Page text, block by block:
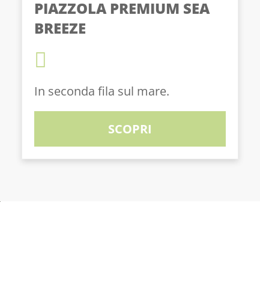
PIAZZOLA PREMIUM SEA
BREEZE
In seconda fila sul mare.
SCOPRI